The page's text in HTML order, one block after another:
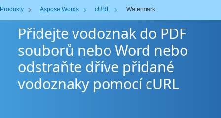
Produkty Aspose.Words cURL Watermark
Přidejte vodoznak do PDF
souborů nebo Word nebo
odstraňte dříve přidané
vodoznaky pomocí cURL